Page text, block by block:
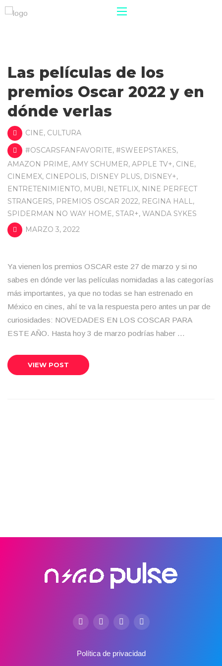
Las películas de los
premios Oscar 2022 y en
dónde verlas
CINE, CULTURA
#OSCARSFANFAVORITE, #SWEEPSTAKES,
AMAZON PRIME, AMY SCHUMER, APPLE TV+, CINE,
CINEMEX, CINEPOLIS, DISNEY PLUS, DISNEY+,
ENTRETENIMIENTO, MUBI, NETFLIX, NINE PERFECT
STRANGERS, PREMIOS OSCAR 2022, REGINA HALL,
SPIDERMAN NO WAY HOME, STAR+, WANDA SYKES
MARZO 3, 2022
Ya vienen los premios OSCAR este 27 de marzo y si no
sabes en dónde ver las películas nomidadas a las categorías
más importantes, ya que no todas se han estrenado en
México en cines, ahí te va la respuesta pero antes un par de
curiosidades: NOVEDADES EN LOS COSCAR PARA
ESTE AÑO. Hasta hoy 3 de marzo podrías haber …
VIEW POST
Política de privacidad